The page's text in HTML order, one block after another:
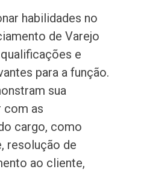
habilidades no
de Varejo
e
para a função.
sua
com as
cargo, como
resolução de
ao cliente,